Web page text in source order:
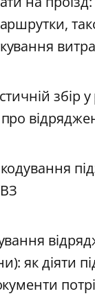
збір
як діяти